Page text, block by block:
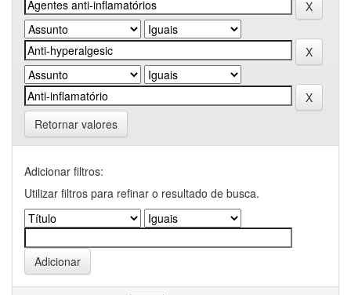
Retornar valores
Adicionar filtros:
Utilizar filtros para refinar o resultado de busca.